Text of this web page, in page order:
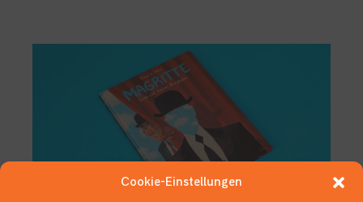
Cookie-Einstellungen